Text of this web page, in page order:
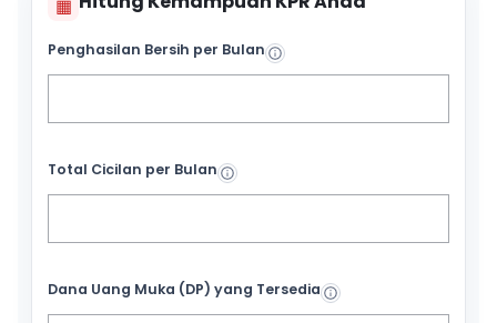
▦
Penghasilan Bersih per Bulan
Total Cicilan per Bulan
Dana Uang Muka (DP) yang Tersedia